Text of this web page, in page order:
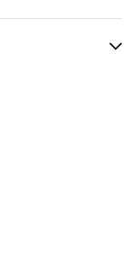
tasarlanmıştır.
sağlar. Suni deri
sağlar.